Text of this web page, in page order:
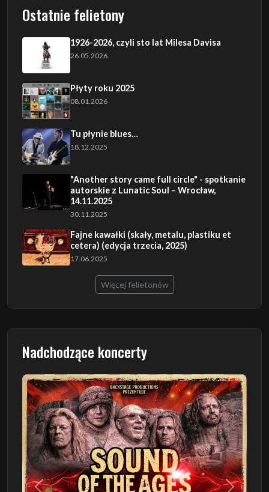
Ostatnie felietony
1926-2026, czyli sto lat Milesa Davisa
26.05.2026
Płyty roku 2025
08.01.2026
Tu płynie blues…
18.12.2025
"Another story came full circle" - spotkanie
autorskie z Lunatic Soul – Wrocław,
14.11.2025
30.11.2025
Fajne kawałki (skały, metalu, plastiku et
cetera) (edycja trzecia, 2025)
17.06.2025
Więcej felietonów
Nadchodzące koncerty